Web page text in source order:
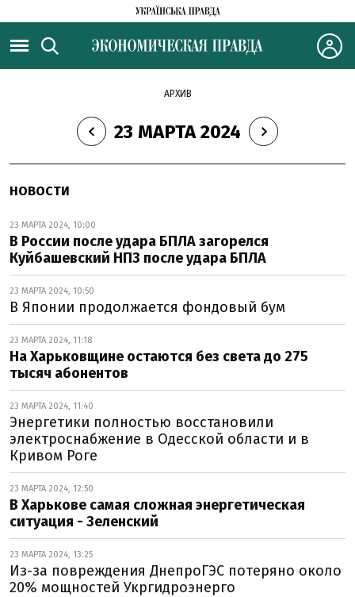
АРХИВ
23 МАРТА 2024
НОВОСТИ
23 МАРТА 2024, 10:00
В России после удара БПЛА загорелся
Куйбашевский НПЗ после удара БПЛА
23 МАРТА 2024, 10:50
В Японии продолжается фондовый бум
23 МАРТА 2024, 11:18
На Харьковщине остаются без света до 275
тысяч абонентов
23 МАРТА 2024, 11:40
Энергетики полностью восстановили
электроснабжение в Одесской области и в
Кривом Роге
23 МАРТА 2024, 12:50
В Харькове самая сложная энергетическая
ситуация - Зеленский
23 МАРТА 2024, 13:25
Из-за повреждения ДнепроГЭС потеряно около
20% мощностей Укргидроэнерго